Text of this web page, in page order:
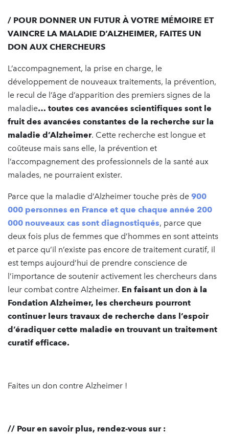
/ POUR DONNER UN FUTUR À VOTRE MÉMOIRE ET
VAINCRE LA MALADIE D’ALZHEIMER, FAITES UN
DON AUX CHERCHEURS
L’accompagnement, la prise en charge, le
développement de nouveaux traitements, la prévention,
le recul de l’âge d’apparition des premiers signes de la
maladie… toutes ces avancées scientifiques sont le
fruit des avancées constantes de la recherche sur la
maladie d’Alzheimer. Cette recherche est longue et
coûteuse mais sans elle, la prévention et
l’accompagnement des professionnels de la santé aux
malades, ne pourraient exister.
Parce que la maladie d’Alzheimer touche près de 900
000 personnes en France et que chaque année 200
000 nouveaux cas sont diagnostiqués, parce que
deux fois plus de femmes que d’hommes en sont atteints
et parce qu’il n’existe pas encore de traitement curatif, il
est temps aujourd’hui de prendre conscience de
l’importance de soutenir activement les chercheurs dans
leur combat contre Alzheimer. En faisant un don à la
Fondation Alzheimer, les chercheurs pourront
continuer leurs travaux de recherche dans l’espoir
d’éradiquer cette maladie en trouvant un traitement
curatif efficace.
Faites un don contre Alzheimer !
// Pour en savoir plus, rendez-vous sur :